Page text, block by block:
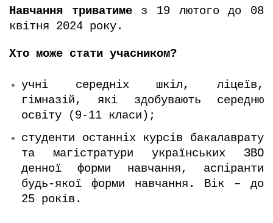
Навчання триватимез 19 лютого до 08
квітня 2024 року.
Хто може стати учасником?
учні середніх шкіл, ліцеїв,
гімназій, які здобувають середню
освіту (9-11 класи);
студенти останніх курсів бакалаврату
та магістратури українських ЗВО
денної форми навчання, аспіранти
будь-якої форми навчання. Вік – до
25 років.